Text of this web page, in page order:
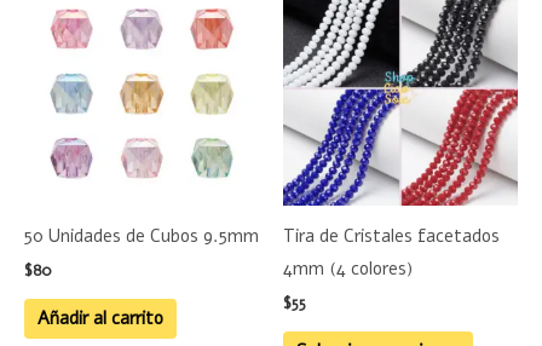
50 Unidades de Cubos 9.5mm
$80
Añadir al carrito
Tira de Cristales facetados
4mm (4 colores)
$55
producto
tiene
Las
opciones
pueden